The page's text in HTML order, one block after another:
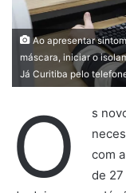
Ao apresentar
máscara, iniciar o
Já Curitiba pelo
O
s
com
de